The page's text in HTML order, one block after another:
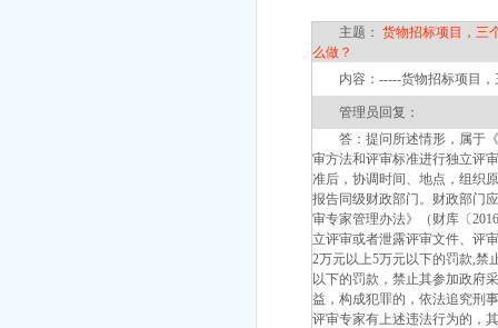
主题： 货物招标项目，三
么做？
内容：-----货物招标项目，
管理员回复：
答：提问所述情形，属于《
审方法和评审标准进行独立评
准后，协调时间、地点，组织
报告同级财政部门。财政部门
审专家管理办法》（财库〔
立评审或者泄露评审文件、评
2万元以上5万元以下的罚款,禁
以下的罚款，禁止其参加政府
益，构成犯罪的，依法追究刑
评审专家有上述违法行为的，